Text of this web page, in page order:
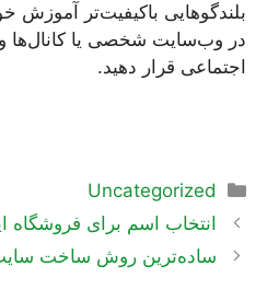
بلندگوهایی باکیفیت‌تر آموزش
در وب‌سایت شخصی یا کانال‌ها
اجتماعی قرار دهید.
دسته‌ها
Uncategorized
ناوبری
نوشته‌ها
انتخاب اسم برای فروشگاه
ساده‌ترین روش ساخت